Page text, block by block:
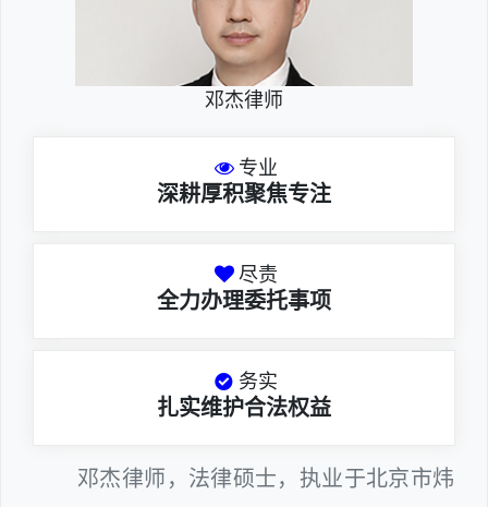
邓杰律师
专业
深耕厚积聚焦专注
尽责
全力办理委托事项
务实
扎实维护合法权益
邓杰律师，法律硕士，执业于北京市炜